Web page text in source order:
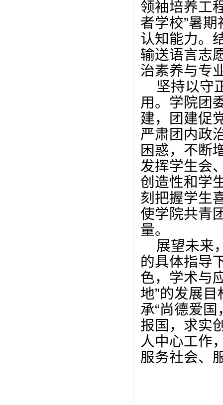
领袖培养工
者学校”暑
认知能力。
输送语言志
治素养与专
坚持以守
用。 学院团
建，团建促
严肃团内政
困惑，不断
发挥学生会
创造性和学
刻把握学生
使学院共青
量。
展望未来
的具体指导
色，学术与
地”的发展目
承“尚德爱国
报国，求实
人中心工作
服务社会、